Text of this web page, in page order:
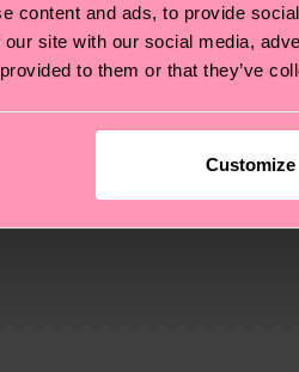
content and ads, to provide
site with our social media,
to them or that they’ve
Customize
si ferma alla qualità o alle
scoprire tutti i nostri